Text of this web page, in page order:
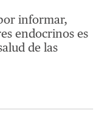
informar,
endocrinos es
de las